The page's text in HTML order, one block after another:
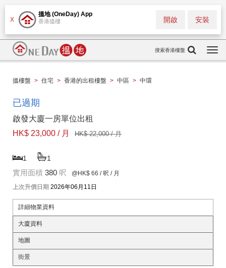
X
搵地 (OneDay) App
香港搵樓 安裝
開啟
搜索香港樓盤
搵樓盤 > 住宅 > 香港的出租樓盤 > 中區 > 中環
已過期
啟發大廈一房單位出租
HK$ 23,000 / 月
HK$ 22,000 / 月
1 1
實用面積 380 呎 @HK$ 66 / 呎 / 月
上次升價日期 2026年06月11日
詳細物業資料
大廈資料
地圖
街景